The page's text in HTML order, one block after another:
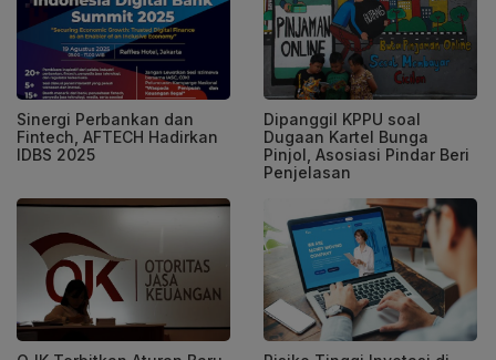
Sinergi Perbankan dan
Fintech, AFTECH Hadirkan
IDBS 2025
Dipanggil KPPU soal
Dugaan Kartel Bunga
Pinjol, Asosiasi Pindar Beri
Penjelasan